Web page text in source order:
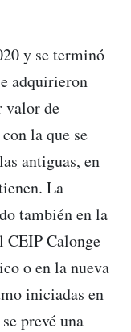
y se terminó
adquirieron
valor de
la que se
antiguas, en
La
también en la
CEIP Calonge
o en la nueva
iniciadas en
prevé una